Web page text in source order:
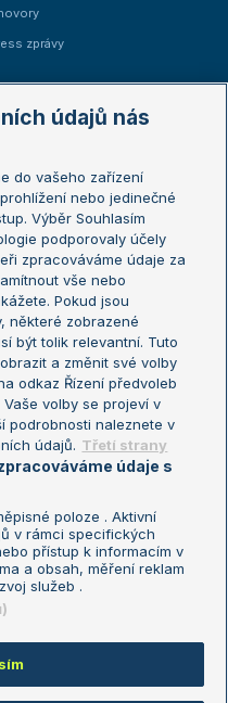
zprávy
Open
Open
mistrů
mistryň
soukromí
o zpracování osobních
zpravodajství ČTK.
údajů nás
do vašeho zařízení
nebo jedinečné
Výběr Souhlasím
podporovaly účely
zpracováváme údaje za
vše nebo
Pokud jsou
některé zobrazené
být tolik relevantní. Tuto
a změnit své volby
odkaz Řízení předvoleb
volby se projeví v
podrobnosti naleznete v
údajů. Třetí strany
údaje s
poloze . Aktivní
v rámci specifických
přístup k informacím v
a obsah, měření reklam
služeb .